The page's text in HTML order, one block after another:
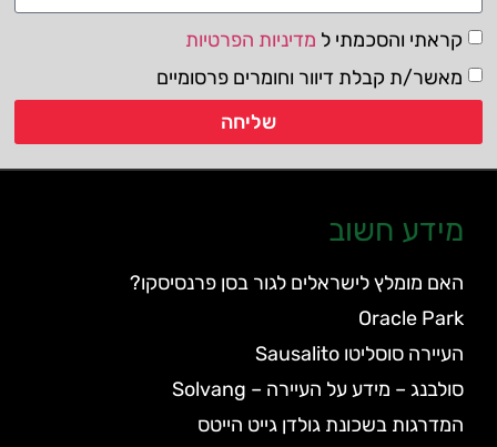
קראתי והסכמתי ל מדיניות הפרטיות
מאשר/ת קבלת דיוור וחומרים פרסומיים
שליחה
מידע חשוב
האם מומלץ לישראלים לגור בסן פרנסיסקו?
Oracle Park
העיירה סוסליטו Sausalito
סולבנג – מידע על העיירה – Solvang
המדרגות בשכונת גולדן גייט הייטס